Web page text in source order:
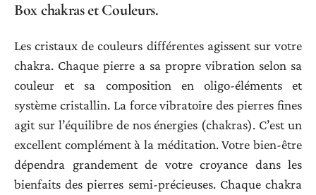
Box chakras et Couleurs.
Les cristaux de couleurs différentes agissent sur votre
chakra. Chaque pierre a sa propre vibration selon sa
couleur et sa composition en oligo-éléments et
système cristallin. La force vibratoire des pierres fines
agit sur l’équilibre de nos énergies (chakras). C’est un
excellent complément à la méditation. Votre bien-être
dépendra grandement de votre croyance dans les
bienfaits des pierres semi-précieuses. Chaque chakra